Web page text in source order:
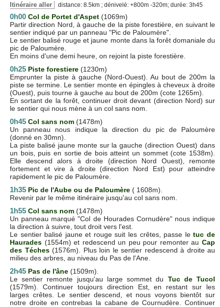
Itinéraire aller distance: 8.5km ; dénivelé: +800m -320m; durée: 3h45
0h00 Col de Portet d'Aspet (1069m)
Partir direction Nord, à gauche de la piste forestière, en suivant le
sentier indiqué par un panneau "Pic de Paloumère".
Le sentier balisé rouge et jaune monte dans la forêt domaniale du
pic de Paloumère.
En moins d'une demi heure, on rejoint la piste forestière.
0h25 Piste forestiere (1230m)
Emprunter la piste à gauche (Nord-Ouest). Au bout de 200m la
piste se termine. Le sentier monte en épingles à cheveux à droite
(Ouest), puis tourne à gauche au bout de 200m (cote 1265m).
En sortant de la forêt, continuer droit devant (direction Nord) sur
le sentier qui nous mène à un col sans nom.
0h45 Col sans nom (1478m)
Un panneau nous indique la direction du pic de Paloumère
(donné en 30mn).
La piste balisé jaune monte sur la gauche (direction Ouest) dans
un bois, puis en sortie de bois atteint un sommet (cote 1538m).
Elle descend alors à droite (direction Nord Ouest), remonte
fortement et vire à droite (direction Nord Est) pour atteindre
rapidement le pic de Paloumère.
1h35 Pic de l'Aube ou de Paloumère ( 1608m).
Revenir par le même itinéraire jusqu'au col sans nom.
1h55 Col sans nom (1478m)
Un panneau marqué "Col de Hourades Cornudère" nous indique
la direction à suivre, tout droit vers l'est.
Le sentier balisé jaune et rouge suit les crêtes, passe letuc de
Haurades (1554m) et redescend un peu pour remonter au Cap
des Téches(1576m). Plus loin le sentier redescend à droite au
milieu des arbres, au niveau du Pas de l'Ane.
2h45 Pas de l'âne (1509m).
Le sentier remonte jusqu'au large sommet du Tuc de Tucol
(1579m). Continuer toujours direction Est, en restant sur les
larges crêtes. Le sentier descend, et nous voyons bientôt sur
notre droite en contrebas la cabane de Cournudère. Continuer